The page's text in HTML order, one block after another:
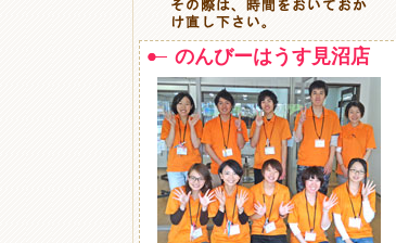
のんびーはうす見沼店